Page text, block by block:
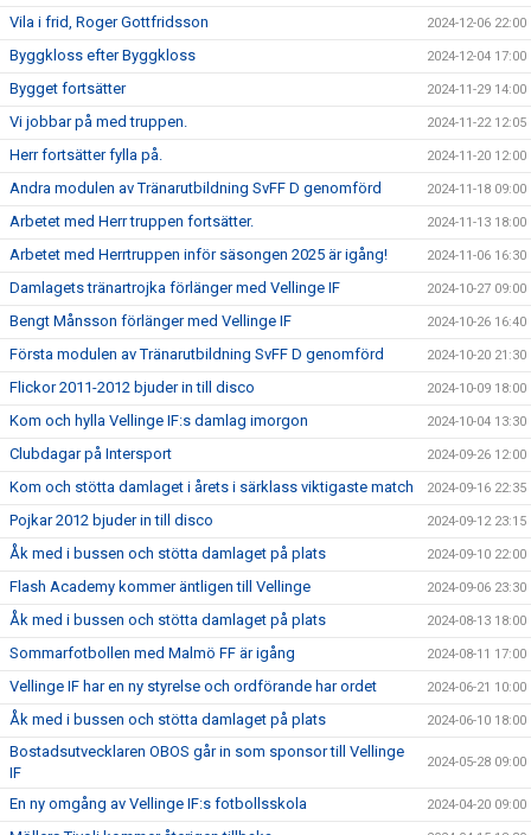
Vila i frid, Roger Gottfridsson 2024-12-06 22:00
Byggkloss efter Byggkloss 2024-12-04 17:00
Bygget fortsätter 2024-11-29 14:00
Vi jobbar på med truppen. 2024-11-22 12:05
Herr fortsätter fylla på. 2024-11-20 12:00
Andra modulen av Tränarutbildning SvFF D genomförd 2024-11-18 09:00
Arbetet med Herr truppen fortsätter. 2024-11-13 18:00
Arbetet med Herrtruppen inför säsongen 2025 är igång! 2024-11-06 16:30
Damlagets tränartrojka förlänger med Vellinge IF 2024-10-27 09:00
Bengt Månsson förlänger med Vellinge IF 2024-10-26 16:40
Första modulen av Tränarutbildning SvFF D genomförd 2024-10-20 21:30
Flickor 2011-2012 bjuder in till disco 2024-10-09 18:00
Kom och hylla Vellinge IF:s damlag imorgon 2024-10-04 13:30
Clubdagar på Intersport 2024-09-26 12:00
Kom och stötta damlaget i årets i särklass viktigaste match 2024-09-16 22:35
Pojkar 2012 bjuder in till disco 2024-09-12 23:15
Åk med i bussen och stötta damlaget på plats 2024-09-10 22:00
Flash Academy kommer äntligen till Vellinge 2024-09-06 23:30
Åk med i bussen och stötta damlaget på plats 2024-08-13 18:00
Sommarfotbollen med Malmö FF är igång 2024-08-11 17:00
Vellinge IF har en ny styrelse och ordförande har ordet 2024-06-21 10:00
Åk med i bussen och stötta damlaget på plats 2024-06-10 18:00
Bostadsutvecklaren OBOS går in som sponsor till Vellinge
IF
2024-05-28 09:00
En ny omgång av Vellinge IF:s fotbollsskola 2024-04-20 09:00